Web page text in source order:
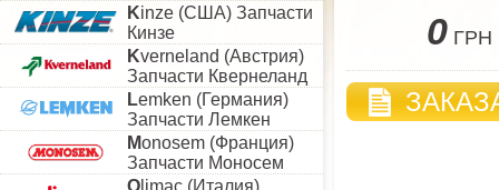
Kinze (США) Запчасти
Кинзе
Kverneland (Австрия)
Запчасти Квернеланд
Lemken (Германия)
Запчасти Лемкен
Monosem (Франция)
Запчасти Моносем
O limac (Италия)
0 ГРН